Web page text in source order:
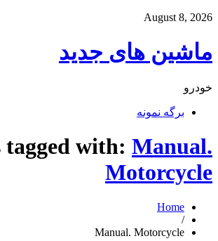
August 8, 2026
ماشین های جدید
خودرو
برگه نمونه
tagged with: Manual.
Motorcycle
Home
/
Manual. Motorcycle